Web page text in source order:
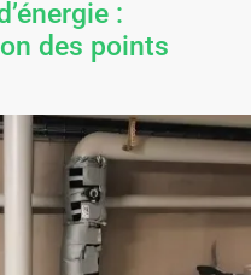
:
des points